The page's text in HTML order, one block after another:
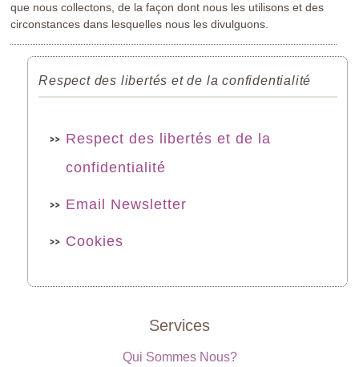
que nous collectons, de la façon dont nous les utilisons et des
circonstances dans lesquelles nous les divulguons.
Respect des libertés et de la confidentialité
Respect des libertés et de la
confidentialité
Email Newsletter
Cookies
Services
Qui Sommes Nous?